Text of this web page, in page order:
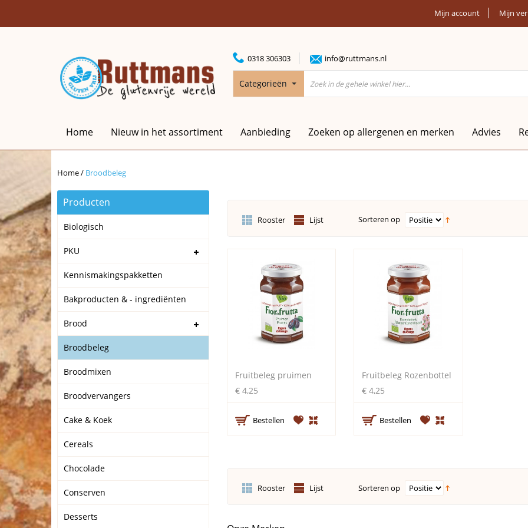
Mijn account Mijn
0318 306303 info@ruttmans.nl
Categorieën
Home Nieuw in het assortiment Aanbieding Zoeken op allergenen en merken Advies
Home/ Broodbeleg
Producten
Biologisch
PKU
Kennismakingspakketten
Bakproducten & - ingrediënten
Brood
Broodbeleg
Broodmixen
Broodvervangers
Cake & Koek
Cereals
Chocolade
Conserven
Desserts
Rooster Lijst Sorteren op
Fruitbeleg pruimen
€ 4,25
Bestellen
Fruitbeleg Rozenbottel
€ 4,25
Bestellen
Rooster Lijst Sorteren op